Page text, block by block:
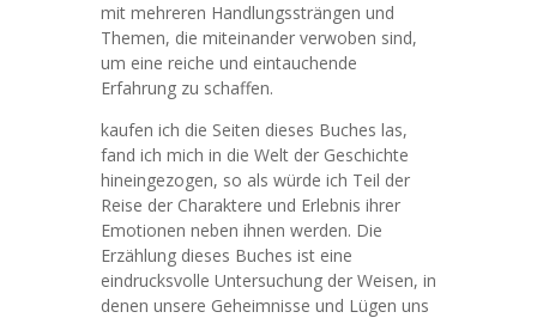
mit mehreren Handlungssträngen und
Themen, die miteinander verwoben sind,
um eine reiche und eintauchende
Erfahrung zu schaffen.
kaufen ich die Seiten dieses Buches las,
fand ich mich in die Welt der Geschichte
hineingezogen, so als würde ich Teil der
Reise der Charaktere und Erlebnis ihrer
Emotionen neben ihnen werden. Die
Erzählung dieses Buches ist eine
eindrucksvolle Untersuchung der Weisen, in
denen unsere Geheimnisse und Lügen uns